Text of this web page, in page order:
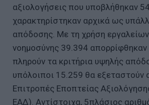
αξιολογήσεις που υποβλήθηκαν
χαρακτηρίστηκαν αρχικά ως
απόδοσης. Με τη χρήση
νοημοσύνης 39.394 απορρίφθηκαν
πληρούν τα κριτήρια υψηλής
υπόλοιποι 15.259 θα εξεταστούν
Επιτροπές Εποπτείας
ΕΑΔ). Αντίστοιχα, 5πλάσιος